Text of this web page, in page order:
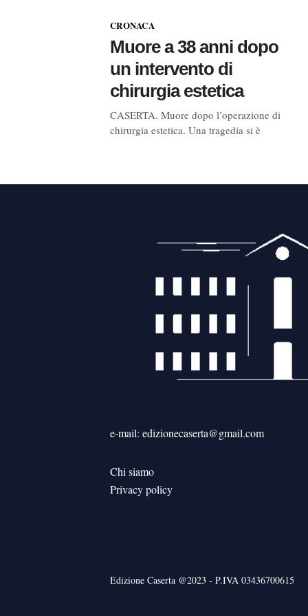
CRONACA
Muore a 38 anni dopo
un intervento di
chirurgia estetica
CASERTA. Muore dopo l’operazione di
chirurgia estetica. Una tragedia si è
e-mail: edizionecaserta@gmail.com
Chi siamo
Privacy policy
Edizione Caserta @2023 - P.IVA 03436700615